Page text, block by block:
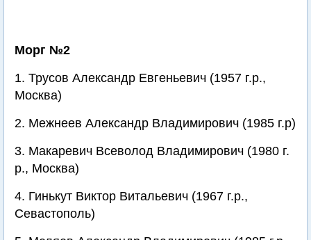
Морг №2
1. Трусов Александр Евгеньевич (1957 г.р.,
Москва)
2. Межнеев Александр Владимирович (1985 г.р)
3. Макаревич Всеволод Владимирович (1980 г.
р., Москва)
4. Гинькут Виктор Витальевич (1967 г.р.,
Севастополь)